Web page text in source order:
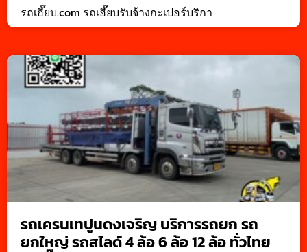
รถเฮี๊ยบ.com รถเฮี๊ยบรับจ้างกะเปอร์บริกา
รถเครนเทปูนดงเจริญ บริการรถยก รถ
ยกใหญ่ รถสไลด์ 4 ล้อ 6 ล้อ 12 ล้อ ทั่วไทย